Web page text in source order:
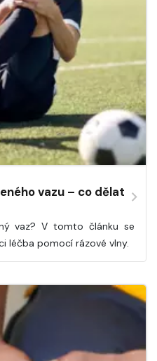
vazu – co dělat
vaz? V tomto článku se
léčba pomocí rázové vlny.